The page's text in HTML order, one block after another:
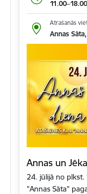
11.00–18.00
Atrašanās
Annas
Annas un
24. jūlijā no plkst.
"Annas Sāta"